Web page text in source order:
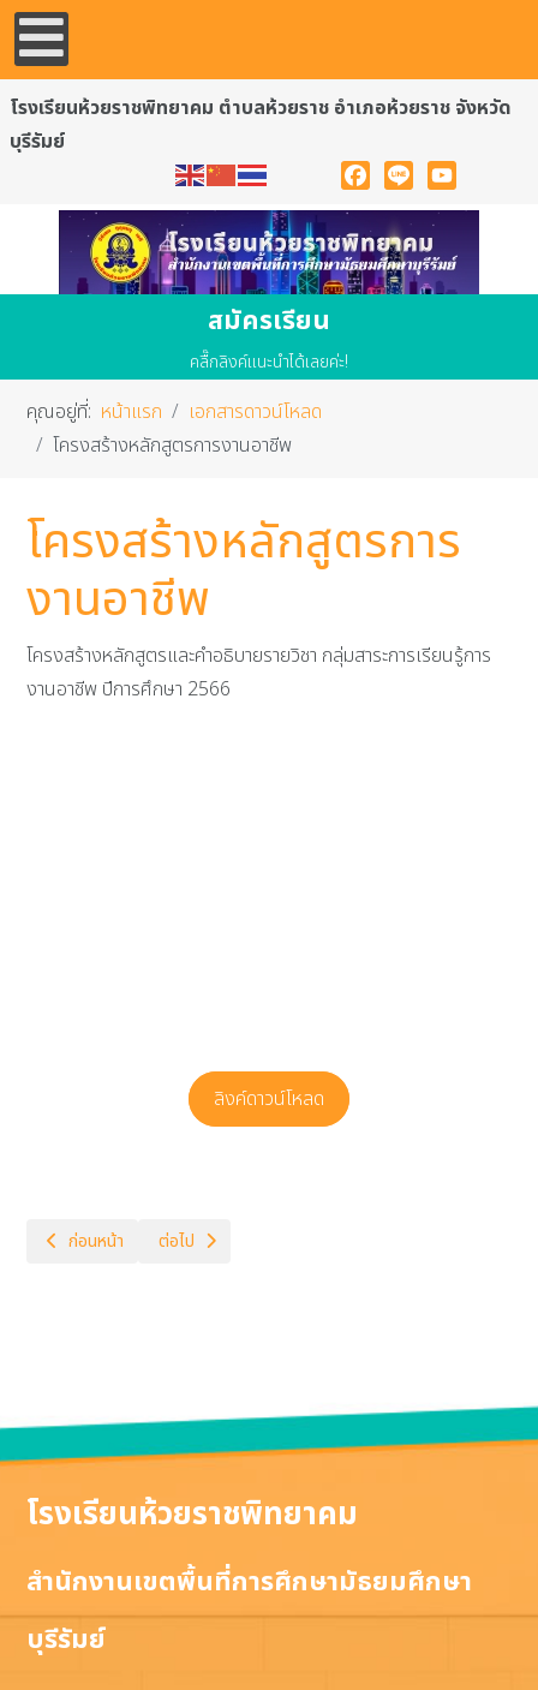
โรงเรียนห้วยราชพิทยาคม ตำบลห้วยราช อำเภอห้วยราช จังหวัด
บุรีรัมย์
Facebook
Line YouTube
สมัครเรียน
คลื๊กลิงค์แนะนำได้เลยค่ะ!
คุณอยู่ที่: หน้าแรก
เอกสารดาวน์โหลด
โครงสร้างหลักสูตรการงานอาชีพ
โครงสร้างหลักสูตรการ
งานอาชีพ
โครงสร้างหลักสูตรและคำอธิบายรายวิชา กลุ่มสาระการเรียนรู้การ
งานอาชีพ ปีการศึกษา 2566
ลิงค์ดาวน์โหลด
เนื้อหาก่อนหน้า: โครงสร้างหลักสูตรศิลปะ
ก่อนหน้า เนื้อหาถัดไป: โครงสร้างหลักสูตรภาษาต่างประเทศ
ต่อไป
โรงเรียนห้วยราชพิทยาคม
สำนักงานเขตพื้นที่การศึกษามัธยมศึกษา
บุรีรัมย์